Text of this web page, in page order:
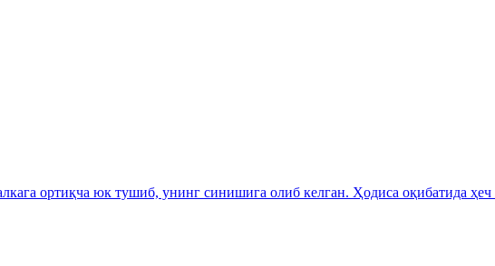
ортиқча юк тушиб, унинг синишига олиб келган. Ҳодиса оқибатида